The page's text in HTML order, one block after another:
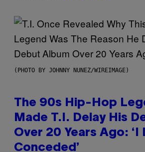
(PHOTO BY JOHNNY NUNEZ/WIREIMAGE)
The 90s Hip-Hop
Made T.I. Delay His
Over 20 Years Ago:
Conceded’